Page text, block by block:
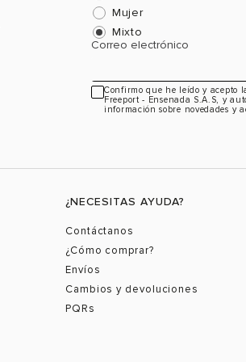
Mujer
Mixto
Correo electrónico
Confirmo que he leído y acepto
Freeport - Ensenada S.A.S, y
información sobre novedades y
¿NECESITAS AYUDA?
Contáctanos
¿Cómo comprar?
Envíos
Cambios y devoluciones
PQRs